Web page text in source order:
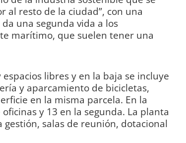
al resto de la ciudad”, con una
una segunda vida a los
marítimo, que suelen tener una
libres y en la baja se incluye
y aparcamiento de bicicletas,
en la misma parcela. En la
y 13 en la segunda. La planta
salas de reunión, dotacional